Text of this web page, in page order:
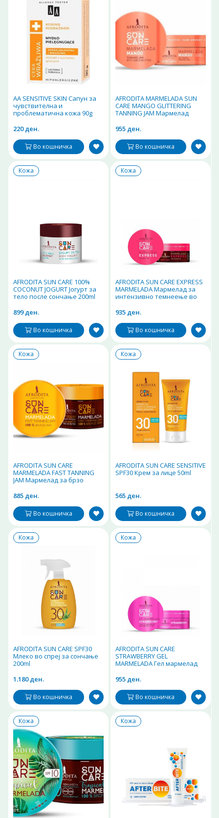
AA SENSITIVE SKIN Сапун за
чувствителна и
проблематична кожа 90g
220 ден.
Во кошничка
AFRODITA MARMELADA SUN
CARE MANGO GLITTERING
TANNING JAM Мармелад
златни светки 200ml
955 ден.
Во кошничка
Кожа
AFRODITA SUN CARE 100%
COCONUT JOGURT Јогурт за
тело после сончање 200ml
899 ден.
Во кошничка
Кожа
AFRODITA SUN CARE EXPRESS
MARMELADA Мармелад за
интензивно темнеење во
935 ден.
Во кошничка
Кожа
AFRODITA SUN CARE
MARMELADA FAST TANNING
JAM Мармелад за брзо
885 ден.
Во кошничка
Кожа
AFRODITA SUN CARE SENSITIVE
SPF30 Крем за лице 50ml
565 ден.
Во кошничка
Кожа
AFRODITA SUN CARE SPF30
Млеко во спреј за сончање
200ml
1.180 ден.
Во кошничка
Кожа
AFRODITA SUN CARE
STRAWBERRY GEL
MARMELADA Гел мармелад
200ml
955 ден.
Во кошничка
Кожа Кожа